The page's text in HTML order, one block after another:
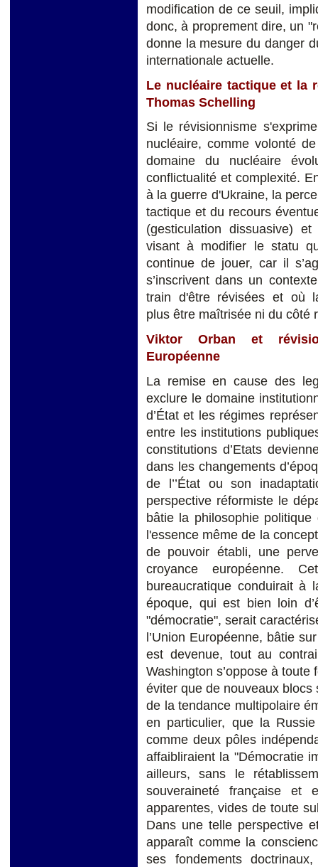
modification de ce seuil,
donc, à proprement dire, un
donne la mesure du danger
internationale actuelle.
Le nucléaire tactique et la
Thomas Schelling
Si le révisionnisme
nucléaire, comme volonté
domaine du nucléaire
conflictualité et complexité.
à la guerre d'Ukraine, la
tactique et du recours
(gesticulation dissuasive)
visant à modifier le statu
continue de jouer, car il
s’inscrivent dans un
train d'être révisées et où
plus être maîtrisée ni du côté
Viktor Orban et
Européenne
La remise en cause des
exclure le domaine
d’État et les régimes
entre les institutions
constitutions d’Etats
dans les changements
de l’’État ou son
perspective réformiste le
bâtie la philosophie
l'essence même de la
de pouvoir établi, une
croyance européenne.
bureaucratique conduirait à
époque, qui est bien loin
"démocratie", serait
l’Union Européenne, bâtie
est devenue, tout au
Washington s’oppose à
éviter que de nouveaux
de la tendance multipolaire
en particulier, que la
comme deux pôles
affaibliraient la "Démocratie
ailleurs, sans le
souveraineté française et
apparentes, vides de toute
Dans une telle perspective
apparaît comme la
ses fondements